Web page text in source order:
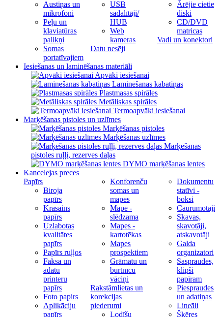
Austiņas un
mikrofoni
Peļu un
klaviatūras
palikņi
Somas
portatīvajiem
USB
sadalītāji/
HUB
Web
kameras
Datu nesēji
Ārējie cietie
diski
CD/DVD
matricas
Vadi un konektori
Iesiešanas un laminēšanas materiāli
Apvāki iesiešanai
Laminēšanas kabatiņas
Plastmasas spirāles
Metāliskas spirāles
Termoapvāki iesiešanai
Marķēšanas pistoles un uzlīmes
Marķēšanas pistoles
Marķēšanas uzlīmes
Marķēšanas
pistoles ruļļi, rezerves daļas
DYMO marķēšanas lentes
Kancelejas preces
Papīrs
Biroja
papīrs
Krāsains
papīrs
Uzlabotas
kvalitātes
papīrs
Papīrs ruļļos
Faksa un
adatu
printeru
papīrs
Foto papirs
Aplikāciju
papīrs
Konforenču
somas un
mapes
Mape -
slēdzama
Mapes -
kartotēkas
Mapes
prospektiem
Grāmatu un
burtnīcu
vāciņi
Rakstāmlietas un
korekcijas
piederumi
Lodīšu
Dokumentu
statīvi -
boksi
Caurumotāji
Skavas,
skavotāji,
atskavotāji
Galda
organizatori
Saspraudes,
klipši
papīram
Piespraudes
un adatiņas
Lineāli
Šķēres